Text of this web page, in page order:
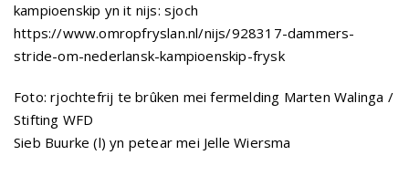
kampioenskip yn it nijs: sjoch
https://www.omropfryslan.nl/nijs/928317-dammers-
stride-om-nederlansk-kampioenskip-frysk
Foto: rjochtefrij te brûken mei fermelding Marten Walinga /
Stifting WFD
Sieb Buurke (l) yn petear mei Jelle Wiersma